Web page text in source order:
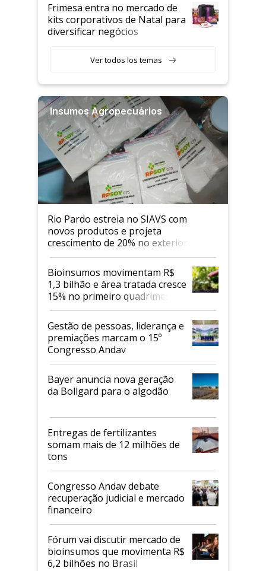
Frimesa entra no mercado de
kits corporativos de Natal para
diversificar negócios
Ver todos los temas
Insumos Agropecuários
Rio Pardo estreia no SIAVS com
novos produtos e projeta
crescimento de 20% no exterior
Bioinsumos movimentam R$
1,3 bilhão e área tratada cresce
15% no primeiro quadrimestre
de 2026
Gestão de pessoas, liderança e
premiações marcam o 15º
Congresso Andav
Bayer anuncia nova geração
da Bollgard para o algodão
Entregas de fertilizantes
somam mais de 12 milhões de
tons
Congresso Andav debate
recuperação judicial e mercado
financeiro
Fórum vai discutir mercado de
bioinsumos que movimenta R$
6,2 bilhões no Brasil